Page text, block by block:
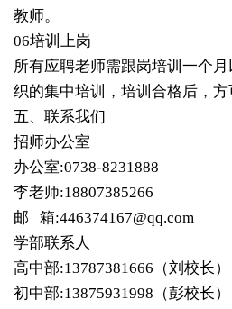
教师。
06培训上岗
所有应聘老师需跟岗培训一个
织的集中培训，培训合格后，方
五、联系我们
招师办公室
办公室:0738-8231888
李老师:18807385266
邮 箱:446374167@qq.com
学部联系人
高中部:13787381666（刘校长）
初中部:13875931998（彭校长）